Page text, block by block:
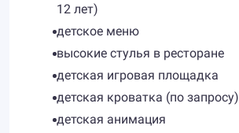
12 лет)
детское меню
высокие стулья в ресторане
детская игровая площадка
детская кроватка (по запросу)
детская анимация